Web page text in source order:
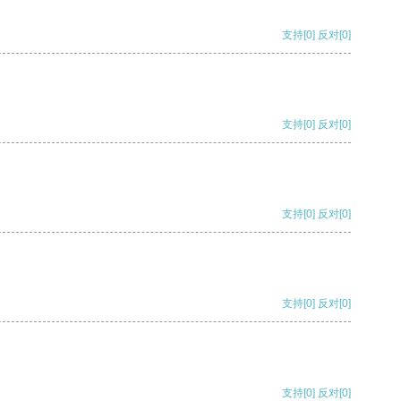
支持[0] 反对[0]
支持[0] 反对[0]
支持[0] 反对[0]
支持[0] 反对[0]
支持[0] 反对[0]